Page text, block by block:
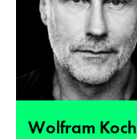
Wolfram Koch